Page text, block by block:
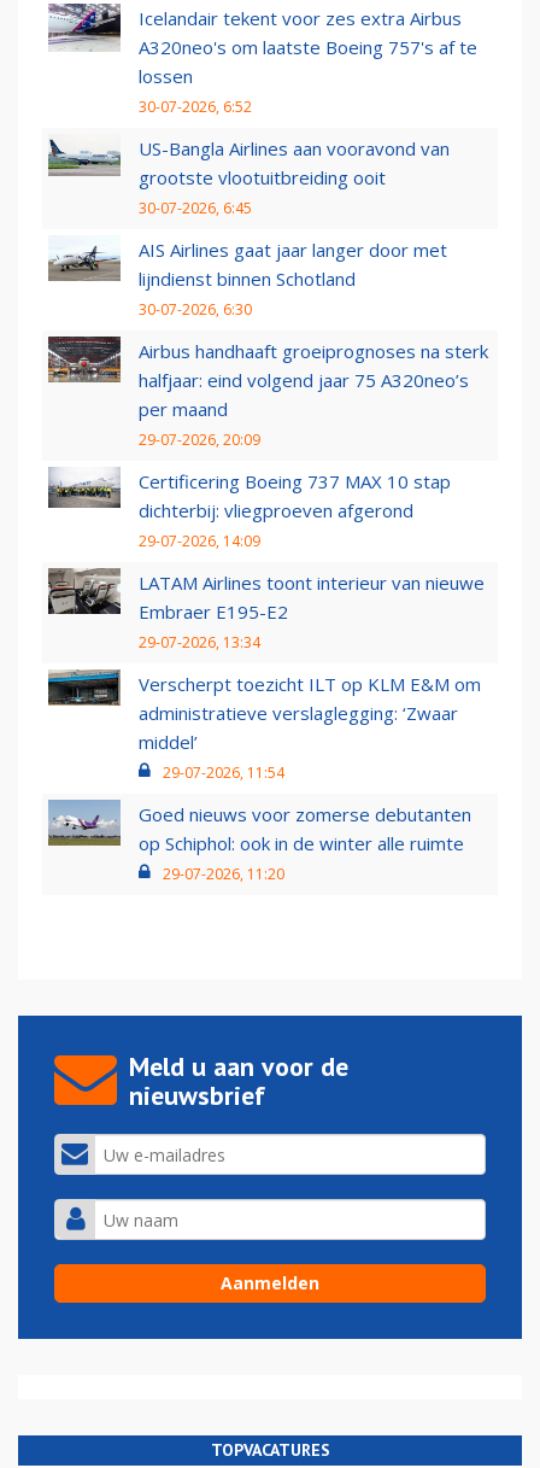
Icelandair tekent voor zes extra Airbus
A320neo's om laatste Boeing 757's af te
lossen
30-07-2026, 6:52
US-Bangla Airlines aan vooravond van
grootste vlootuitbreiding ooit
30-07-2026, 6:45
AIS Airlines gaat jaar langer door met
lijndienst binnen Schotland
30-07-2026, 6:30
Airbus handhaaft groeiprognoses na sterk
halfjaar: eind volgend jaar 75 A320neo’s
per maand
29-07-2026, 20:09
Certificering Boeing 737 MAX 10 stap
dichterbij: vliegproeven afgerond
29-07-2026, 14:09
LATAM Airlines toont interieur van nieuwe
Embraer E195-E2
29-07-2026, 13:34
Verscherpt toezicht ILT op KLM E&M om
administratieve verslaglegging: ‘Zwaar
middel’
29-07-2026, 11:54
Goed nieuws voor zomerse debutanten
op Schiphol: ook in de winter alle ruimte
29-07-2026, 11:20
Meld u aan voor de
nieuwsbrief
TOPVACATURES